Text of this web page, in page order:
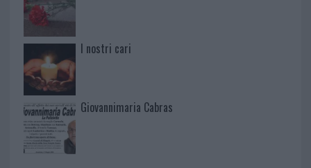
I nostri cari
Giovannimaria Cabras